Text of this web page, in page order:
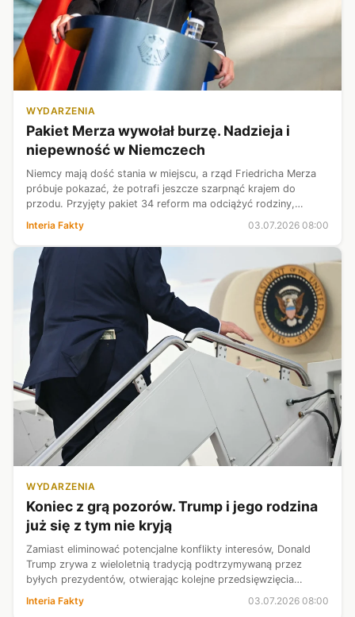
WYDARZENIA
Pakiet Merza wywołał burzę. Nadzieja i
niepewność w Niemczech
Niemcy mają dość stania w miejscu, a rząd Friedricha Merza
próbuje pokazać, że potrafi jeszcze szarpnąć krajem do
przodu. Przyjęty pakiet 34 reform ma odciążyć rodziny,
pobudzić firmy i przeciąć urzędnicze węzły, które od lat dławią
niemiecką gospoda...
Interia Fakty 03.07.2026 08:00
WYDARZENIA
Koniec z grą pozorów. Trump i jego rodzina
już się z tym nie kryją
Zamiast eliminować potencjalne konflikty interesów, Donald
Trump zrywa z wieloletnią tradycją podtrzymywaną przez
byłych prezydentów, otwierając kolejne przedsięwzięcia
biznesowe. Historycy nie mają wątpliwości: to jawne kupczenie
autorytetem urzędu ...
Interia Fakty 03.07.2026 08:00